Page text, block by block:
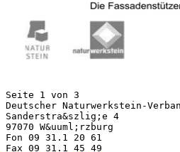
Seite 1 von 3
Deutscher Naturwerkstein-
Sanderstra&szlig;e 4
97070 W&uuml;rzburg
Fon 09 31.1 20 61